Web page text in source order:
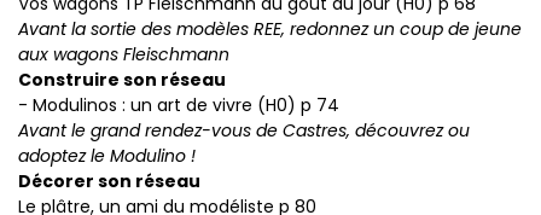
Avant la sortie des modèles REE, redonnez un coup de jeune
aux wagons Fleischmann
Construire son réseau
- Modulinos : un art de vivre (H0) p 74
Avant le grand rendez-vous de Castres, découvrez ou
adoptez le Modulino !
Décorer son réseau
Le plâtre, un ami du modéliste p 80